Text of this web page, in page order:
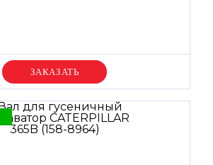
Уточняйте цену